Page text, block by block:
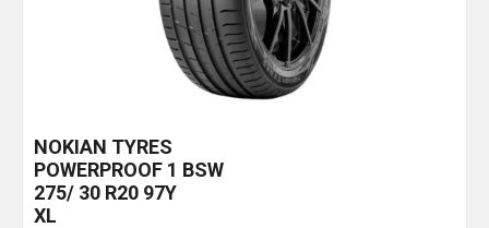
NOKIAN TYRES
POWERPROOF 1 BSW
275/ 30 R20 97Y
XL